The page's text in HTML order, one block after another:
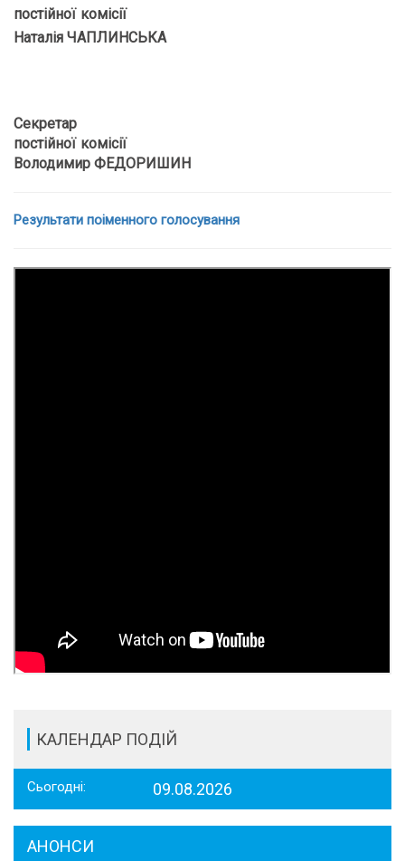
постійної комісії
Наталія ЧАПЛИНСЬКА
Секретар
постійної комісії
Володимир ФЕДОРИШИН
Результати поіменного голосування
КАЛЕНДАР ПОДІЙ
Сьогодні: 09.08.2026
АНОНСИ